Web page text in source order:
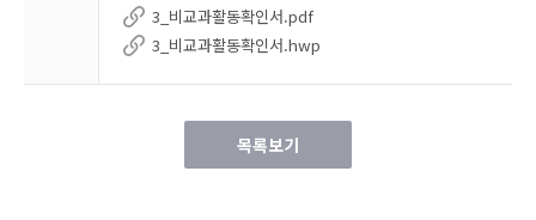
3_비교과활동확인서.pdf
3_비교과활동확인서.hwp
목록보기